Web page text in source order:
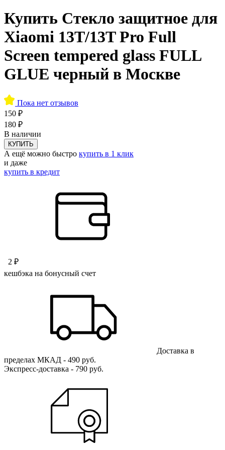
Купить Стекло защитное для
Xiaomi 13T/13T Pro Full
Screen tempered glass FULL
GLUE черный в Москве
Пока нет отзывов
150 ₽
180 ₽
В наличии
КУПИТЬ
А ещё можно быстро купить в 1 клик
и даже
купить в кредит
2 ₽
кешбэка на бонусный счет
Доставка в
пределах МКАД - 490 руб.
Экспресс-доставка - 790 руб.